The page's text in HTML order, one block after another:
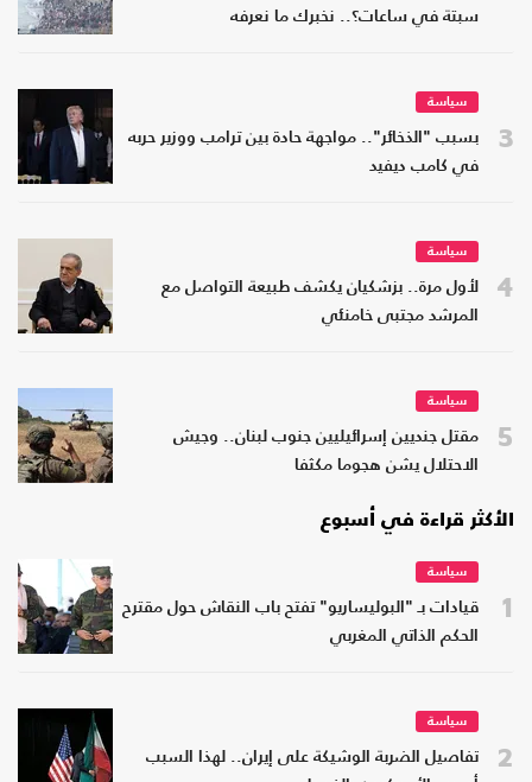
سبتة في ساعات؟.. نخبرك ما نعرفه
3
سياسة
بسبب "الذخائر".. مواجهة حادة بين ترامب ووزير حربه
في كامب ديفيد
4
سياسة
لأول مرة.. بزشكيان يكشف طبيعة التواصل مع
المرشد مجتبى خامنئي
5
سياسة
مقتل جنديين إسرائيليين جنوب لبنان.. وجيش
الاحتلال يشن هجوما مكثفا
الأكثر قراءة في أسبوع
1
سياسة
قيادات بـ "البوليساريو" تفتح باب النقاش حول مقترح
الحكم الذاتي المغربي
2
سياسة
تفاصيل الضربة الوشيكة على إيران.. لهذا السبب